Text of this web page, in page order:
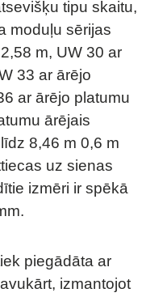
tipu skaitu,
moduļu sērijas
m, UW 30 ar
33 ar ārējo
ar ārējo platumu
ārējais
8,46 m 0,6 m
uz sienas
izmēri ir spēkā
piegādāta ar
izmantojot